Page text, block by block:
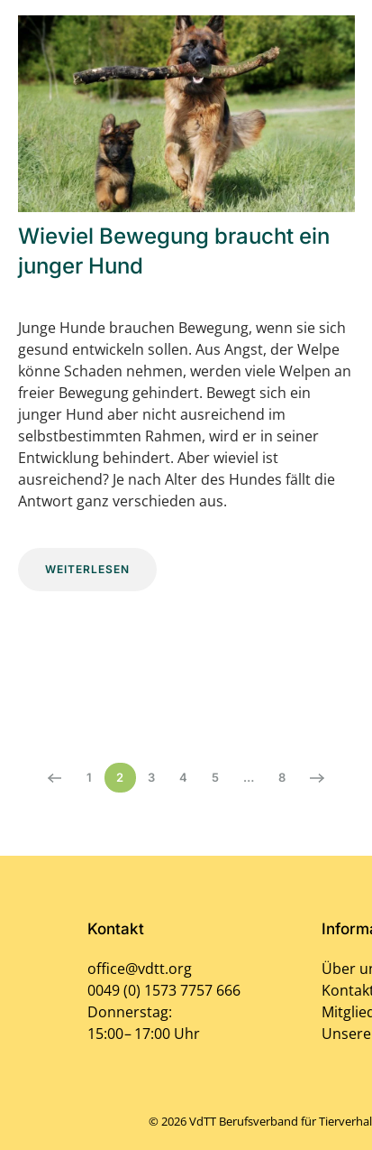
Wieviel Bewegung braucht ein
junger Hund
Junge Hunde brauchen Bewegung, wenn sie sich
gesund entwickeln sollen. Aus Angst, der Welpe
könne Schaden nehmen, werden viele Welpen an
freier Bewegung gehindert. Bewegt sich ein
junger Hund aber nicht ausreichend im
selbstbestimmten Rahmen, wird er in seiner
Entwicklung behindert. Aber wieviel ist
ausreichend? Je nach Alter des Hundes fällt die
Antwort ganz verschieden aus.
WEITERLESEN
1 2 3 4 5 … 8
Über
Kontakt
office@vdtt.org
0049 (0) 1573 7757 666
Donnerstag:
15:00 – 17:00 Uhr
©2026VdTT Berufsverband für